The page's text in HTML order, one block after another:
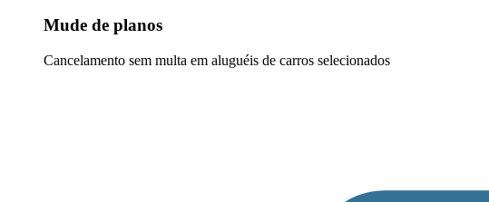
Mude de planos
Cancelamento sem multa em aluguéis de carros selecionados